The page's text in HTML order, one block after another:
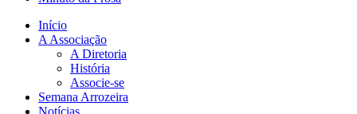
Início
A Associação
A Diretoria
História
Associe-se
Semana Arrozeira
Notícias